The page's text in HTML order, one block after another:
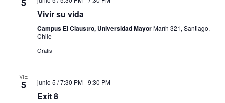
5
Vivir su vida
Campus El Claustro, Universidad MayorMarín 321, Santiago,
Chile
Gratis
VIE
5 junio 5 / 7:30 PM-9:30 PM
Exit 8